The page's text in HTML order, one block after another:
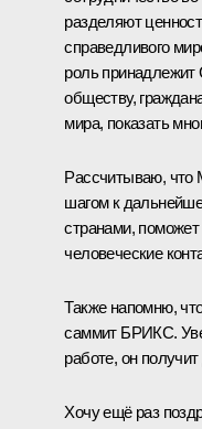
разделяют
справедливого
роль
обществу,
мира, показать
Рассчитываю,
шагом к
странами, поможет
человеческие
Также напомню,
саммит БРИКС.
работе, он
Хочу ещё раз